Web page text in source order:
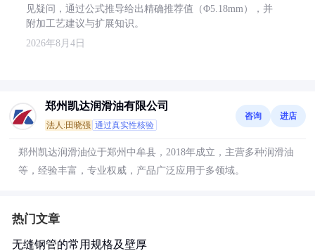
见疑问，通过公式推导给出精确推荐值（Φ5.18mm），并
附加工艺建议与扩展知识。
2026年8月4日
郑州凯达润滑油有限公司
法人:田晓强 通过真实性核验
咨询 进店
郑州凯达润滑油位于郑州中牟县，2018年成立，主营多种润滑油
等，经验丰富，专业权威，产品广泛应用于多领域。
热门文章
无缝钢管的常用规格及壁厚